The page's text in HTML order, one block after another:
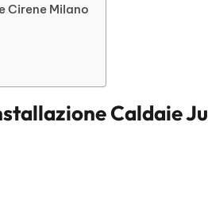
Cirene Milano
Caldaie